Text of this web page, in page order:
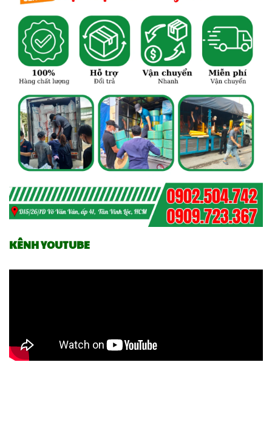
KÊNH YOUTUBE